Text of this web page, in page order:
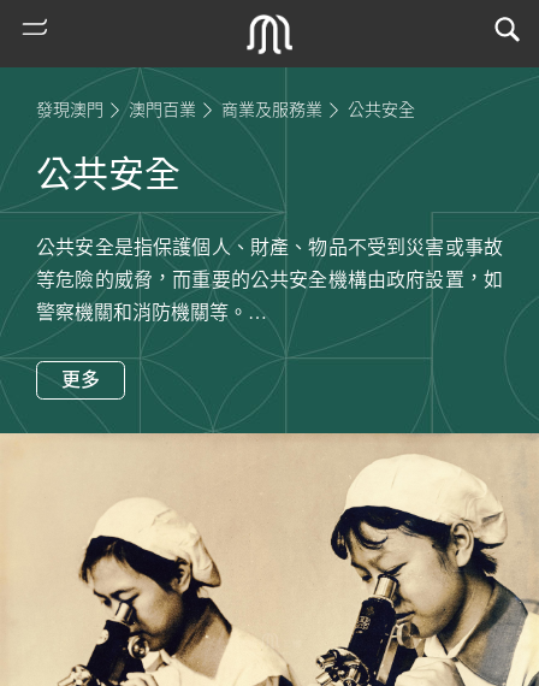
門
搜
發現澳門 澳門百業 商業及服務業 公共安全
公共安全
公共安全是指保護個人、財產、物品不受到災害或事故
等危險的威脅，而重要的公共安全機構由政府設置，如
警察機關和消防機關等。
澳門開埠之初由葡萄牙海軍負責市內治安，至1689年，
議事會組織巡邏隊來維護城市治安，原本由一名巡邏隊
隊長帶領，其後在三堂區各設“堅屋”（巡邏隊營房）、
隊長和巡邏兵，但巡邏隊後來因資金不足而撤銷。1784
年，從印度調派150名正規軍到澳門擔任警務和治安工
作。1810年，攝政王炮兵營成立，定為澳門的警察，
1822年，成立警衛隊，恢復原“堅屋”的制度。1841
年，正式創立警察廳。1857年，一些澳門華商和葡商共
同組織守衛隊以保護市集區的安全，被澳督基瑪良士
(Guimarães, Isidoro Francisco)定為市集警察，由葡商
更多